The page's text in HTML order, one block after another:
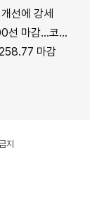
선에 강세
코스닥도 하락
마감
지